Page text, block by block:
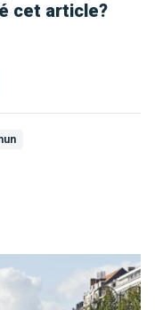
cet article?
est temps de bouger!